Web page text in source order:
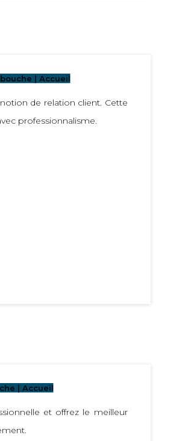
| Accueil
de relation client. Cette
professionnalisme.
| Accueil
et offrez le meilleur